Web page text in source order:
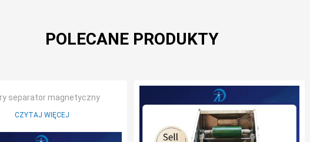
POLECANE PRODUKTY
separator magnetyczny
CZYTAJ WIĘCEJ